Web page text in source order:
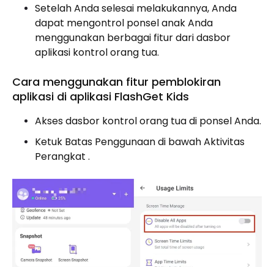
Setelah Anda selesai melakukannya, Anda
dapat mengontrol ponsel anak Anda
menggunakan berbagai fitur dari dasbor
aplikasi kontrol orang tua.
Cara menggunakan fitur pemblokiran
aplikasi di aplikasi FlashGet Kids
Akses dasbor kontrol orang tua di ponsel Anda.
Ketuk Batas Penggunaan di bawah Aktivitas
Perangkat .